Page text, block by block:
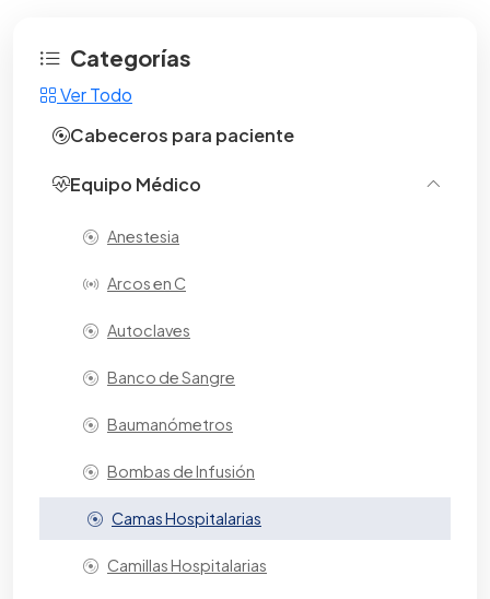
Categorías
Ver Todo
Cabeceros para paciente
Equipo Médico
Anestesia
Arcos en C
Autoclaves
Banco de Sangre
Baumanómetros
Bombas de Infusión
Camas Hospitalarias
Camillas Hospitalarias